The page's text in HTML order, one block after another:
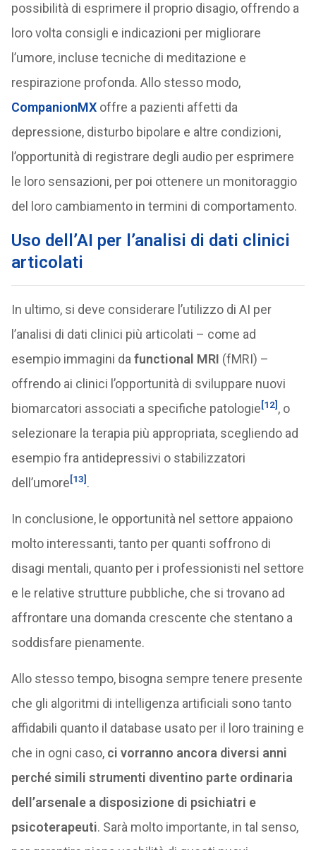
possibilità di esprimere il proprio disagio, offrendo a
loro volta consigli e indicazioni per migliorare
l’umore, incluse tecniche di meditazione e
respirazione profonda. Allo stesso modo,
CompanionMXoffre a pazienti affetti da
depressione, disturbo bipolare e altre condizioni,
l’opportunità di registrare degli audio per esprimere
le loro sensazioni, per poi ottenere un monitoraggio
del loro cambiamento in termini di comportamento.
Uso dell’AI per l’analisi di dati clinici
articolati
In ultimo, si deve considerare l’utilizzo di AI per
l’analisi di dati clinici più articolati – come ad
esempio immagini da functional MRI (fMRI) –
offrendo ai clinici l’opportunità di sviluppare nuovi
biomarcatori associati a specifiche patologie[12] , o
selezionare la terapia più appropriata, scegliendo ad
esempio fra antidepressivi o stabilizzatori
dell’umore[13] .
In conclusione, le opportunità nel settore appaiono
molto interessanti, tanto per quanti soffrono di
disagi mentali, quanto per i professionisti nel settore
e le relative strutture pubbliche, che si trovano ad
affrontare una domanda crescente che stentano a
soddisfare pienamente.
Allo stesso tempo, bisogna sempre tenere presente
che gli algoritmi di intelligenza artificiali sono tanto
affidabili quanto il database usato per il loro training e
che in ogni caso, ci vorranno ancora diversi anni
perché simili strumenti diventino parte ordinaria
dell’arsenale a disposizione di psichiatri e
psicoterapeuti. Sarà molto importante, in tal senso,